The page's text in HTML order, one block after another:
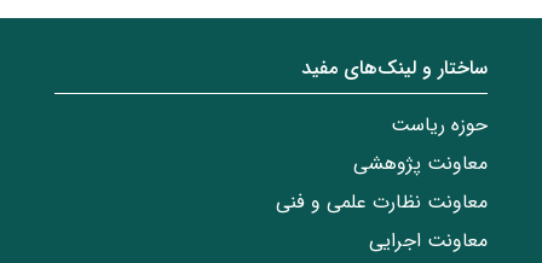
ساختار‌‌ و‌‌ لینک‌های مفید
حوزه ریاست
معاونت پژوهشی
معاونت نظارت علمی و فنی
معاونت اجرایی